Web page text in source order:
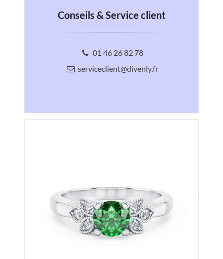
Conseils & Service client
01 46 26 82 78
serviceclient@divenly.fr